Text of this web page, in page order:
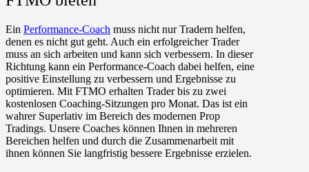
Ein Performance-Coach muss nicht nur Tradern helfen,
denen es nicht gut geht. Auch ein erfolgreicher Trader
muss an sich arbeiten und kann sich verbessern. In dieser
Richtung kann ein Performance-Coach dabei helfen, eine
positive Einstellung zu verbessern und Ergebnisse zu
optimieren. Mit FTMO erhalten Trader bis zu zwei
kostenlosen Coaching-Sitzungen pro Monat. Das ist ein
wahrer Superlativ im Bereich des modernen Prop
Tradings. Unsere Coaches können Ihnen in mehreren
Bereichen helfen und durch die Zusammenarbeit mit
ihnen können Sie langfristig bessere Ergebnisse erzielen.